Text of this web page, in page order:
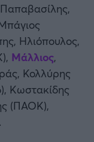
Παπαβασίλης,
Ηλιόπουλος,
Μάλλιος,
Κολλύρης
Κωστακίδης
(ΠΑΟΚ),